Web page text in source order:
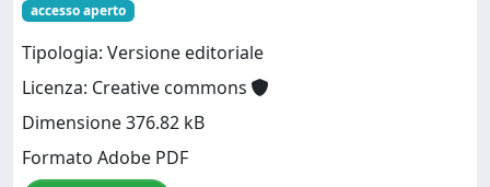
accesso aperto
Tipologia: Versione editoriale
Licenza: Creative commons
Dimensione 376.82 kB
Formato Adobe PDF